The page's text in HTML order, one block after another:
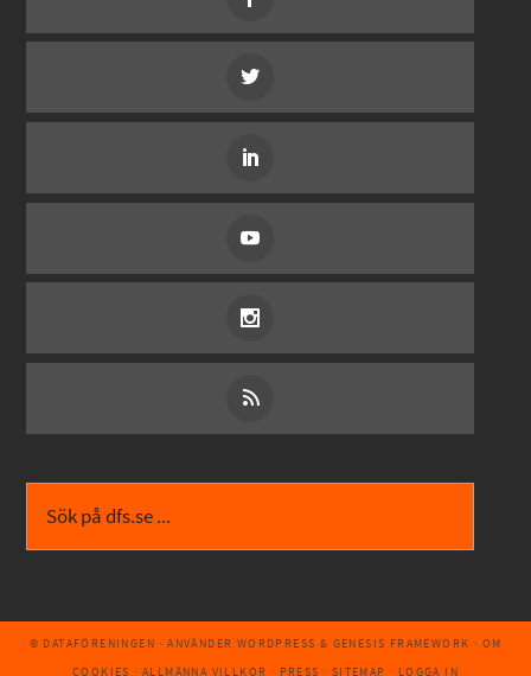
© DATAFÖRENINGEN · ANVÄNDER WORDPRESS & GENESIS FRAMEWORK · OM
COOKIES · ALLMÄNNA VILLKOR · PRESS · SITEMAP · LOGGA IN